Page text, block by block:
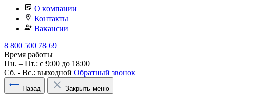
О компании
Контакты
Вакансии
8 800 500 78 69
Время работы
Пн. – Пт.: с 9:00 до 18:00
Сб. - Вс.: выходной Обратный звонок
Назад Закрыть меню